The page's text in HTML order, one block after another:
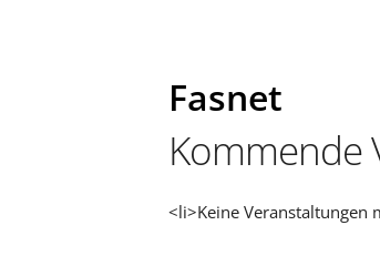
Fasnet
Kommende
<li>Keine Veranstaltungen